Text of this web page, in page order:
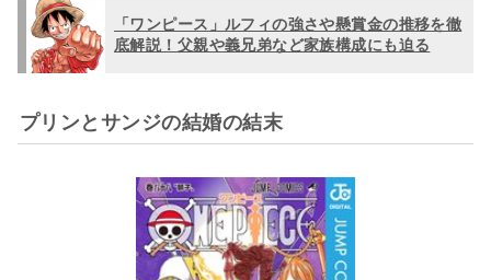
「ワンピース」ルフィの強さや懸賞金の推移を徹
底解説！父親や義兄弟など家族構成にも迫る
プリンとサンジの結婚の結末